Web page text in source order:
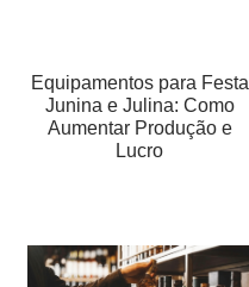
Equipamentos para Festa
Junina e Julina: Como
Aumentar Produção e
Lucro